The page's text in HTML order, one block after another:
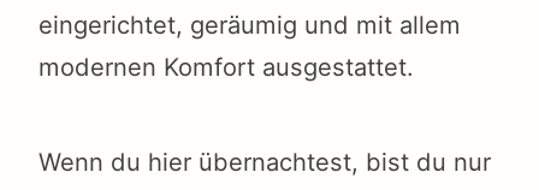
eingerichtet, geräumig und mit allem
modernen Komfort ausgestattet.
Wenn du hier übernachtest, bist du nur